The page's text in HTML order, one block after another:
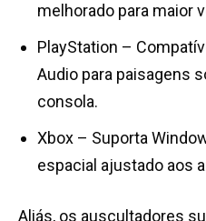
melhorado para maior
PlayStation –
Audio para paisagens
consola.
Xbox – Suporta
espacial ajustado aos
Aliás, os auscultadores